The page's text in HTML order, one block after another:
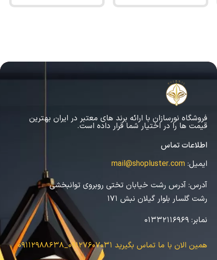
5
of
فروشگاه نورسازان با ارائه برند های معتبر در ایران بهترین
قیمت ها را در اختیار شما قرار داده است.
اطلاعات تماس
ایمیل: mail@shopluster.com
آدرس: آدرس رشت خیابان تختی روبروی توانبخشی
رشت گلسار بلوار گیلان نبش 171
نمابر:
همین الان با ما تماس بگیرید 09127607031_09112988638